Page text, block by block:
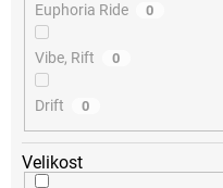
Velikost
Euphoria Ride 0
Vibe, Rift 0
Drift 0